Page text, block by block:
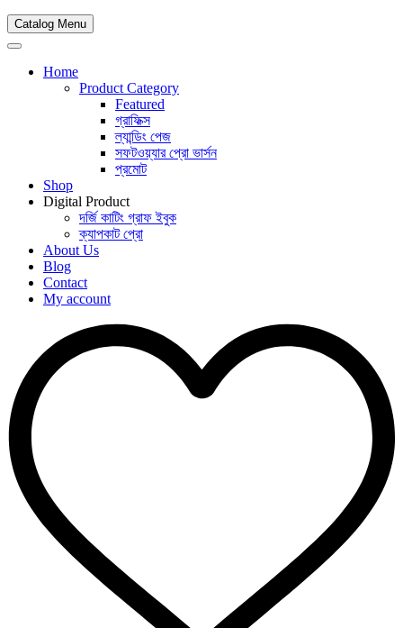
Catalog Menu
Home
Product Category
Featured
গ্রাফিক্স
ল্যান্ডিং পেজ
সফটওয়্যার প্রো ভার্সন
প্রমোট
Shop
Digital Product
দর্জি কাটিং গ্রাফ ইবুক
ক্যাপকাট প্রো
About Us
Blog
Contact
My account